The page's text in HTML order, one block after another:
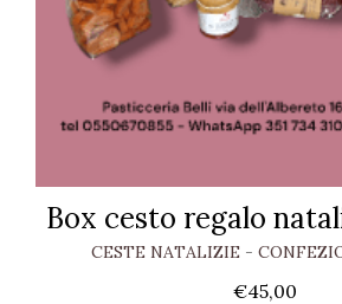
Box cesto regalo
CESTE NATALIZIE -
€45,00